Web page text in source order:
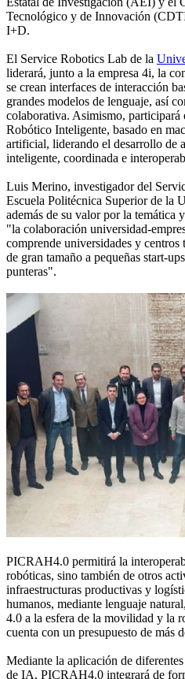
Tecnológico y de Innovación
I+D.
El Service Robotics Lab de la
liderará, junto a la empresa 4i, la
se crean interfaces de interacción
grandes modelos de lenguaje, así
colaborativa. Asimismo, participará
Robótico Inteligente, basado en
artificial, liderando el desarrollo de
inteligente, coordinada e
Luis Merino, investigador del
Escuela Politécnica Superior de la
además de su valor por la temática
"la colaboración universidad-
comprende universidades y centros
de gran tamaño a pequeñas start-
punteras".
PICRAH4.0 permitirá la
robóticas, sino también de otros
infraestructuras productivas y
humanos, mediante lenguaje
4.0 a la esfera de la movilidad y la
cuenta con un presupuesto de más
Mediante la aplicación de
de IA, PICRAH4.0 integrará de